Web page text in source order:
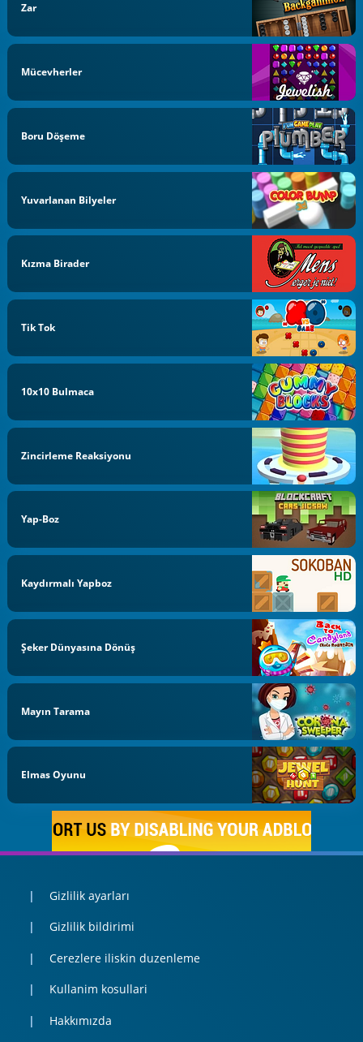
Zar
Mücevherler
Boru Döşeme
Yuvarlanan Bilyeler
Kızma Birader
Tik Tok
10x10 Bulmaca
Zincirleme Reaksiyonu
Yap-Boz
Kaydırmalı Yapboz
Şeker Dünyasına Dönüş
Mayın Tarama
Elmas Oyunu
Gizlilik ayarları
Gizlilik bildirimi
Cerezlere iliskin duzenleme
Kullanim kosullari
Hakkımızda